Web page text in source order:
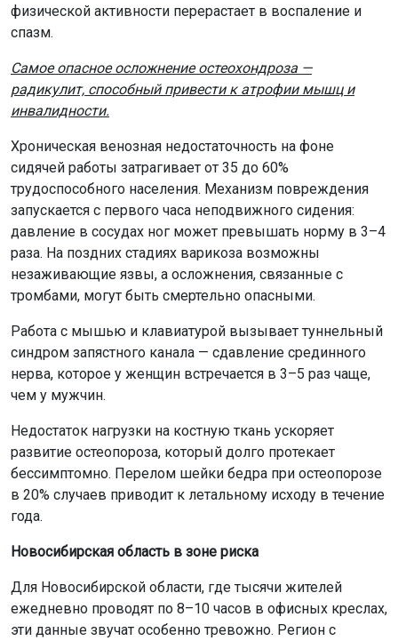
физической активности перерастает в воспаление и
спазм.
Самое опасное осложнение остеохондроза —
радикулит, способный привести к атрофии мышц и
инвалидности.
Хроническая венозная недостаточность на фоне
сидячей работы затрагивает от 35 до 60%
трудоспособного населения. Механизм повреждения
запускается с первого часа неподвижного сидения:
давление в сосудах ног может превышать норму в 3–4
раза. На поздних стадиях варикоза возможны
незаживающие язвы, а осложнения, связанные с
тромбами, могут быть смертельно опасными.
Работа с мышью и клавиатурой вызывает туннельный
синдром запястного канала — сдавление срединного
нерва, которое у женщин встречается в 3–5 раз чаще,
чем у мужчин.
Недостаток нагрузки на костную ткань ускоряет
развитие остеопороза, который долго протекает
бессимптомно. Перелом шейки бедра при остеопорозе
в 20% случаев приводит к летальному исходу в течение
года.
Новосибирская область в зоне риска
Для Новосибирской области, где тысячи жителей
ежедневно проводят по 8–10 часов в офисных креслах,
эти данные звучат особенно тревожно. Регион с